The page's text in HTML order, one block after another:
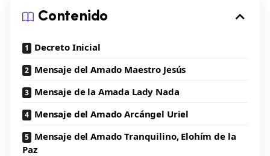
Contenido
Decreto Inicial
Mensaje del Amado Maestro Jesús
Mensaje de la Amada Lady Nada
Mensaje del Amado Arcángel Uriel
Mensaje del Amado Tranquilino, Elohím de la
Paz